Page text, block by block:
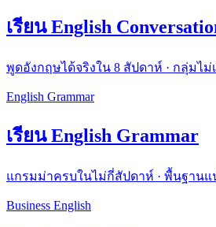
เรียน English
พูดอังกฤษได้จริงใน 8 สัปดาห์ · กลุ่มไม่
English Grammar
เรียน English Grammar
แกรมม่าครบในไม่กี่สัปดาห์ · พื้นฐาน
Business English